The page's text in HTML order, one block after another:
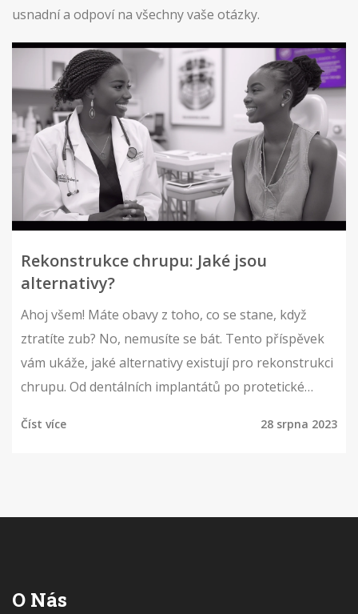
usnadní a odpoví na všechny vaše otázky.
Rekonstrukce chrupu: Jaké jsou
alternativy?
Ahoj všem! Máte obavy z toho, co se stane, když
ztratíte zub? No, nemusíte se bát. Tento příspěvek
vám ukáže, jaké alternativy existují pro rekonstrukci
chrupu. Od dentálních implantátů po protetické
dozvědět se více o tom, jak můžeme udržet náš
Číst více 28 srpna 2023
O Nás